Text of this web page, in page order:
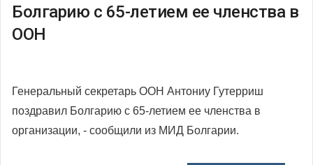
Болгарию с 65-летием ее членства в
ООН
Генеральный секретарь ООН Антониу Гутерриш
поздравил Болгарию с 65-летием ее членства в
организации, - сообщили из МИД Болгарии.